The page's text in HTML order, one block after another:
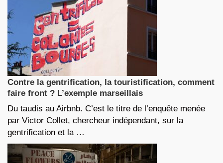
Contre la gentrification, la touristification, comment
faire front ? L’exemple marseillais
Du taudis au Airbnb. C’est le titre de l’enquête menée
par Victor Collet, chercheur indépendant, sur la
gentrification et la …